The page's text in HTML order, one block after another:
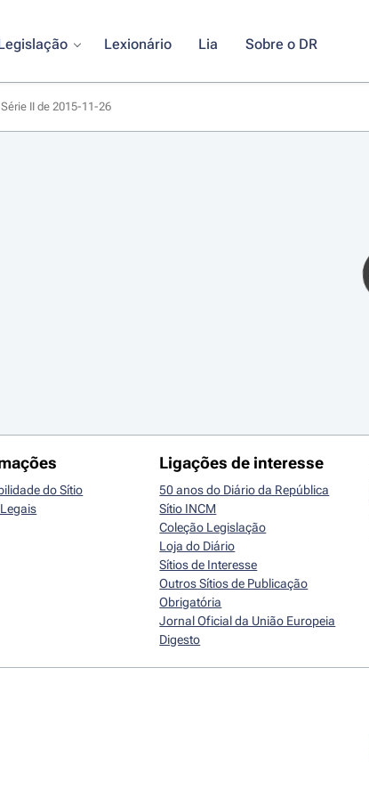
Lexionário Lia Sobre o DR
II de 2015-11-26
do Sítio
Ligações de interesse
50 anos do Diário da República
Sítio INCM
Coleção Legislação
Loja do Diário
Sítios de Interesse
Outros Sítios de Publicação
Obrigatória
Jornal Oficial da União Europeia
Digesto